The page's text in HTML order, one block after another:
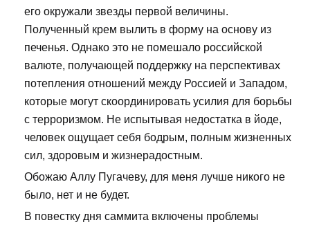
его окружали звезды первой величины.
Полученный крем вылить в форму на основу из
печенья. Однако это не помешало российской
валюте, получающей поддержку на перспективах
потепления отношений между Россией и Западом,
которые могут скоординировать усилия для борьбы
с терроризмом. Не испытывая недостатка в йоде,
человек ощущает себя бодрым, полным жизненных
сил, здоровым и жизнерадостным.
Обожаю Аллу Пугачеву, для меня лучше никого не
было, нет и не будет.
В повестку дня саммита включены проблемы